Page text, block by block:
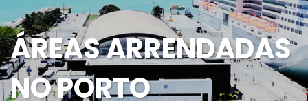
ÁREAS ARRENDADAS
NO PORTO